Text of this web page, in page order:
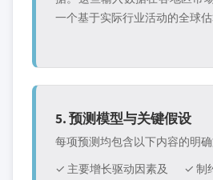
一个基于实际行业活动的全球估
5. 预测模型与关键假设
每项预测均包含以下内容的明确
✓ 主要增长驱动因素及
✓ 制